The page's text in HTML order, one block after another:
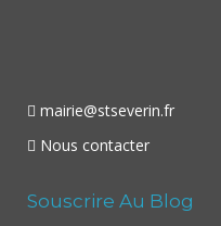
mairie@stseverin.fr
Nous contacter
Souscrire Au Blog